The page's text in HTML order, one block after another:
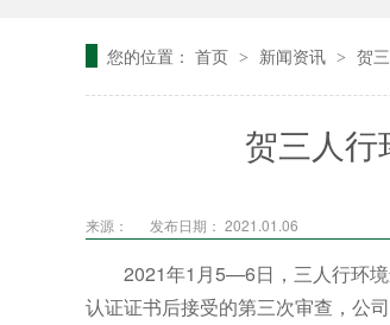
您的位置： 首页 > 新闻资讯 > 贺
贺三人行
来源： 发布日期： 2021.01.06
2021年1月5—6日，三人行环
认证证书后接受的第三次审查，公